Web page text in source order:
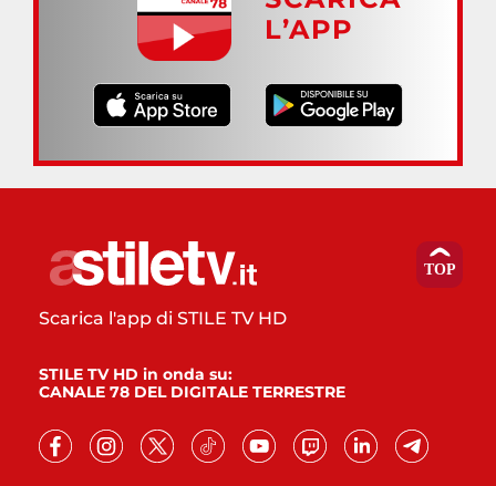
L’APP
Scarica l'app di STILE TV HD
STILE TV HD in onda su:
CANALE 78 DEL DIGITALE TERRESTRE